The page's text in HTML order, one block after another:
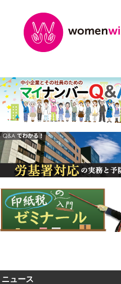
ニュース